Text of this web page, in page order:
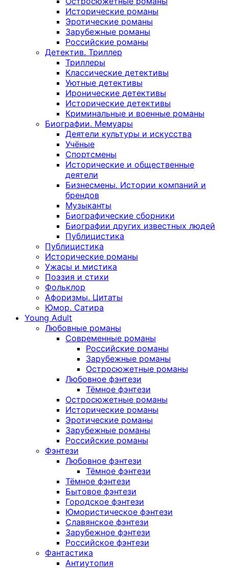
Исторические романы
Эротические романы
Зарубежные романы
Российские романы
Детектив. Триллер
Триллеры
Классические детективы
Уютные детективы
Иронические детективы
Исторические детективы
Криминальные и военные романы
Биографии. Мемуары
Деятели культуры и искусства
Учёные
Спортсмены
Исторические и общественные
деятели
Бизнесмены. Истории компаний и
брендов
Музыканты
Биографические сборники
Биографии других известных людей
Публицистика
Публицистика
Исторические романы
Ужасы и мистика
Поэзия и стихи
Фольклор
Афоризмы. Цитаты
Юмор. Сатира
Young Adult
Любовные романы
Современные романы
Российские романы
Зарубежные романы
Остросюжетные романы
Любовное фэнтези
Тёмное фэнтези
Остросюжетные романы
Исторические романы
Эротические романы
Зарубежные романы
Российские романы
Фэнтези
Любовное фэнтези
Тёмное фэнтези
Тёмное фэнтези
Бытовое фэнтези
Городское фэнтези
Юмористическое фэнтези
Славянское фэнтези
Зарубежное фэнтези
Российское фэнтези
Фантастика
Антиутопия